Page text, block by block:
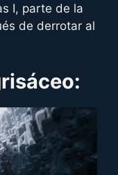
I, parte de la
de derrotar al